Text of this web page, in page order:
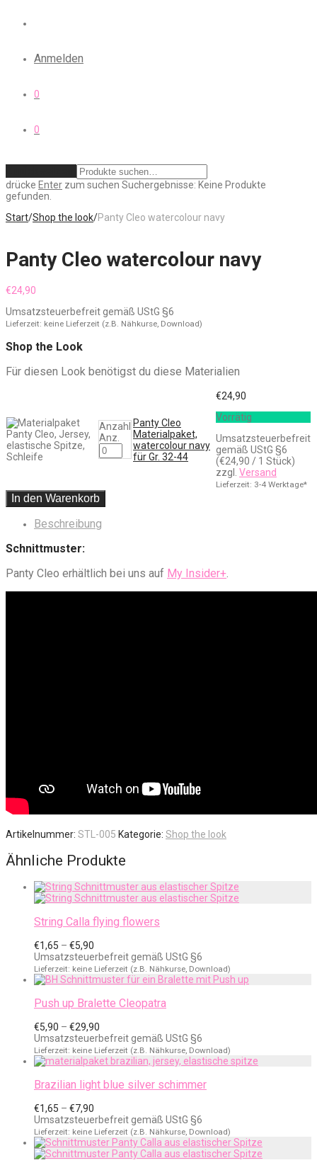
Anmelden
0
0
drücke Enter zum suchen Suchergebnisse: Keine Produkte
gefunden.
Start/Shop the look/Panty Cleo watercolour navy
Panty Cleo watercolour navy
€24,90
Umsatzsteuerbefreit gemäß UStG §6
Lieferzeit: keine Lieferzeit (z.B. Nähkurse, Download)
Shop the Look
Für diesen Look benötigst du diese Materialien
Anzahl
Anz.
Panty Cleo
Materialpaket,
watercolour navy
für Gr. 32-44
€24,90
Vorrätig
Umsatzsteuerbefreit
gemäß UStG §6
(€24,90 / 1 Stück)
zzgl. Versand
Lieferzeit: 3-4 Werktage*
In den Warenkorb
Beschreibung
Schnittmuster:
Panty Cleo erhältlich bei uns auf My Insider+
Artikelnummer: STL-005 Kategorie: Shop the look
Ähnliche Produkte
String Calla flying flowers
€1,65 – €5,90
€1,65
bis
€5,90
Umsatzsteuerbefreit gemäß UStG §6
Lieferzeit: keine Lieferzeit (z.B. Nähkurse, Download)
Push up Bralette Cleopatra
€5,90 – €29,90
€5,90
bis
€29,90
Umsatzsteuerbefreit gemäß UStG §6
Lieferzeit: keine Lieferzeit (z.B. Nähkurse, Download)
Brazilian light blue silver schimmer
€1,65 – €7,90
€1,65
bis
€7,90
Umsatzsteuerbefreit gemäß UStG §6
Lieferzeit: keine Lieferzeit (z.B. Nähkurse, Download)